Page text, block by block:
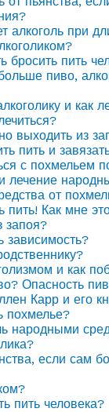
алкоголь при
бросить пить
пиво,
и как
выходить из
пить и
с похмельем
лечение
от
пить! Как мне
запоя?
зависимость?
и как
Опасность
Карр и его
похмелье?
народными
если сам
пить человека?